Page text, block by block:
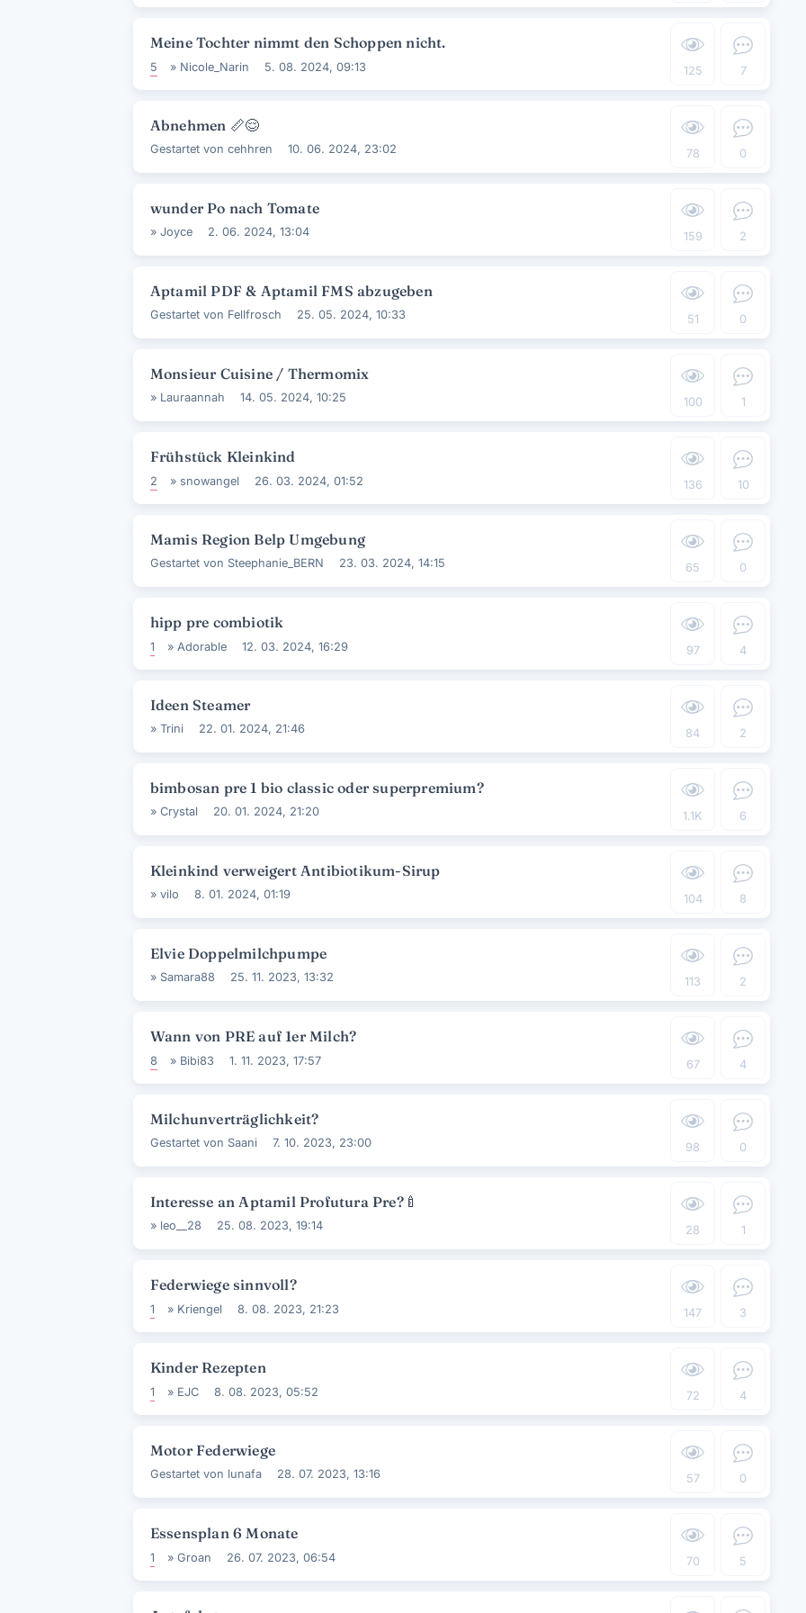
7
125
Meine Tochter nimmt den Schoppen nicht.
5 » Nicole_Narin 5. 08. 2024, 09:13
0
78
Abnehmen 📏😌
Gestartet von cehhren 10. 06. 2024, 23:02
2
159
wunder Po nach Tomate
» Joyce 2. 06. 2024, 13:04
0
51
Aptamil PDF & Aptamil FMS abzugeben
Gestartet von Fellfrosch 25. 05. 2024, 10:33
1
100
Monsieur Cuisine / Thermomix
» Lauraannah 14. 05. 2024, 10:25
10
136
Frühstück Kleinkind
2 » snowangel 26. 03. 2024, 01:52
0
65
Mamis Region Belp Umgebung
Gestartet von Steephanie_BERN 23. 03. 2024, 14:15
4
97
hipp pre combiotik
1 » Adorable 12. 03. 2024, 16:29
2
84
Ideen Steamer
» Trini 22. 01. 2024, 21:46
6
1.1K
bimbosan pre 1 bio classic oder superpremium?
» Crystal 20. 01. 2024, 21:20
8
104
Kleinkind verweigert Antibiotikum-Sirup
» vilo 8. 01. 2024, 01:19
2
113
Elvie Doppelmilchpumpe
» Samara88 25. 11. 2023, 13:32
4
67
Wann von PRE auf 1er Milch?
8 » Bibi83 1. 11. 2023, 17:57
0
98
Milchunverträglichkeit?
Gestartet von Saani 7. 10. 2023, 23:00
1
28
Interesse an Aptamil Profutura Pre?🍼
» leo__28 25. 08. 2023, 19:14
3
147
Federwiege sinnvoll?
1 » Kriengel 8. 08. 2023, 21:23
4
72
Kinder Rezepten
1 » EJC 8. 08. 2023, 05:52
0
57
Motor Federwiege
Gestartet von lunafa 28. 07. 2023, 13:16
5
70
Essensplan 6 Monate
1 » Groan 26. 07. 2023, 06:54